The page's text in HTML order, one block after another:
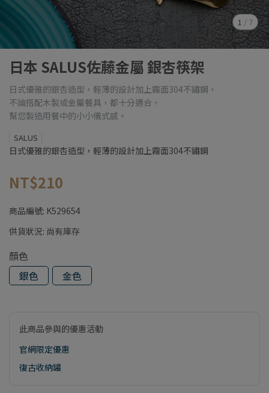
1 / 7
日本 SALUS佐藤金屬 銀杏筷架
日式優雅的銀杏造型，輕薄的設計加上霧面304不鏽鋼，
不論搭配木製或金屬餐具，都十分適合，
幫您製造用餐中的小小儀式感。
SALUS
日式優雅的銀杏造型，輕薄的設計加上霧面304不鏽鋼
NT$210
商品編號: K529654
供貨狀況: 尚有庫存
顏色
銀色
金色
此商品參與的優惠活動
官網限定優惠
復古收納罐